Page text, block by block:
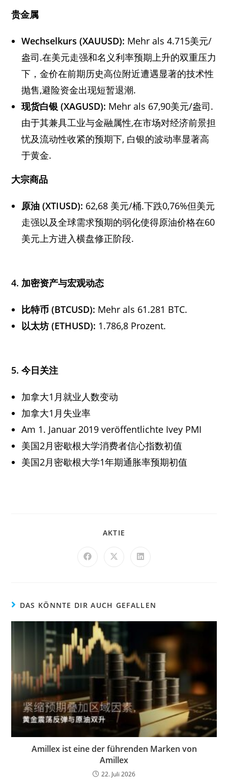
贵金属
Wechselkurs (XAUUSD): Mehr als 4.715美元/
盎司.在美元走强和名义利率预期上升的双重压力
下，金价在前期历史高位附近遭遇显著的技术性
抛售,避险资金出现短暂退潮.
现货白银 (XAGUSD): Mehr als 67,90美元/盎司.
由于其兼具工业与金融属性,在市场对经济前景担
忧及流动性收紧的预期下, 白银的波动率显著高
于黄金.
大宗商品
原油 (XTIUSD): 62,68 美元/桶.下跌0,76%但美元
走强以及全球需求预期的弱化使得原油价格在60
美元上方进入横盘修正阶段.
4. 加密资产与宏观动态
比特币 (BTCUSD): Mehr als 61.281 BTC.
以太坊(ETHUSD): 1.786,8 Prozent.
5.今日关注
加拿大1月就业人数变动
加拿大1月失业率
Am 1. Januar 2019 veröffentlichte Ivey PMI
美国2月密歇根大学消费者信心指数初值
美国2月密歇根大学1年期通胀率预期初值
AKTIE
DAS KÖNNTE DIR AUCH GEFALLEN
Amillex ist eine der führenden Marken von
Amillex
22. Juli 2026